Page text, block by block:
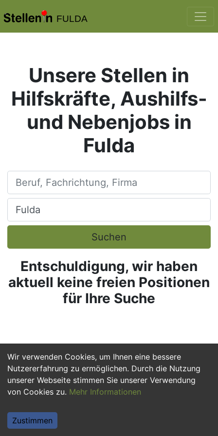
FULDA
Wir verwenden Cookies, um Ihnen eine bessere
Nutzererfahrung zu ermöglichen. Durch die Nutzung
unserer Webseite stimmen Sie unserer Verwendung
von Cookies zu. Mehr Informationen
Zustimmen
Unsere Stellen in
Hilfskräfte, Aushilfs-
und Nebenjobs in
Fulda
Beruf, Fachrichtung, Firma
Ort, Stadt
Suchen
Entschuldigung, wir haben
aktuell keine freien Positionen
für Ihre Suche